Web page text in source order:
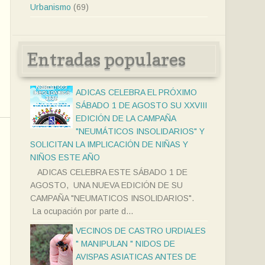
Urbanismo (69)
Entradas populares
ADICAS CELEBRA EL PRÓXIMO
SÁBADO 1 DE AGOSTO SU XXVIII
EDICIÓN DE LA CAMPAÑA
"NEUMÁTICOS INSOLIDARIOS" Y
SOLICITAN LA IMPLICACIÓN DE NIÑAS Y
NIÑOS ESTE AÑO
ADICAS CELEBRA ESTE SÁBADO 1 DE
AGOSTO, UNA NUEVA EDICIÓN DE SU
CAMPAÑA "NEUMATICOS INSOLIDARIOS".
La ocupación por parte d...
VECINOS DE CASTRO URDIALES
" MANIPULAN " NIDOS DE
AVISPAS ASIATICAS ANTES DE